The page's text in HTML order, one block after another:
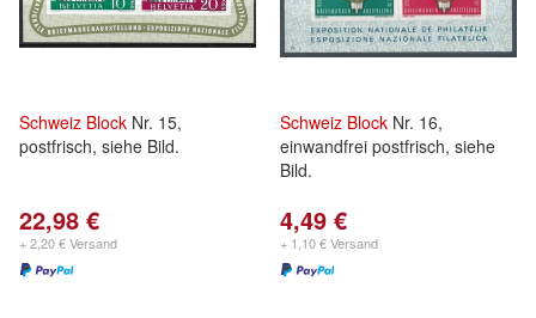
Schweiz Block Nr. 15,
postfrisch, siehe Bild.
22,98 €
+ 2,20 € Versand
Schweiz Block Nr. 16,
einwandfrei postfrisch, siehe
Bild.
4,49 €
+ 1,10 € Versand